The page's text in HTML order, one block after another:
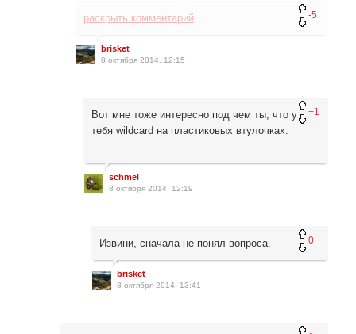
-5
раскрыть комментарий
brisket
8 октября 2014, 12:15
+1
Вот мне тоже интересно под чем ты, что у
тебя wildcard на пластиковых втулочках.
schmel
8 октября 2014, 12:19
0
Извини, сначала не понял вопроса.
brisket
8 октября 2014, 13:41